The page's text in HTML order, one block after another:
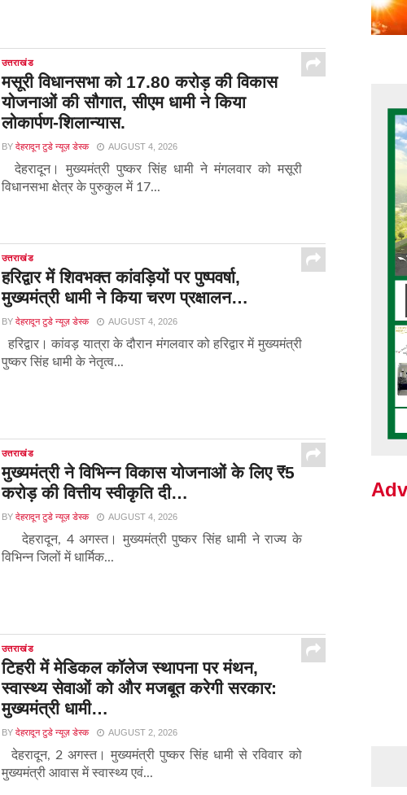
उत्तराखंड
मसूरी विधानसभा को 17.80 करोड़ की विकास
योजनाओं की सौगात, सीएम धामी ने किया
लोकार्पण-शिलान्यास.
BY देहरादून टुडे न्यूज़ डेस्क AUGUST 4, 2026
देहरादून। मुख्यमंत्री पुष्कर सिंह धामी ने मंगलवार को मसूरी
विधानसभा क्षेत्र के पुरुकुल में 17...
उत्तराखंड
हरिद्वार में शिवभक्त कांवड़ियों पर पुष्पवर्षा,
मुख्यमंत्री धामी ने किया चरण प्रक्षालन…
BY देहरादून टुडे न्यूज़ डेस्क AUGUST 4, 2026
हरिद्वार। कांवड़ यात्रा के दौरान मंगलवार को हरिद्वार में मुख्यमंत्री
पुष्कर सिंह धामी के नेतृत्व...
उत्तराखंड
मुख्यमंत्री ने विभिन्न विकास योजनाओं के लिए ₹5
करोड़ की वित्तीय स्वीकृति दी…
BY देहरादून टुडे न्यूज़ डेस्क AUGUST 4, 2026
देहरादून, 4 अगस्त। मुख्यमंत्री पुष्कर सिंह धामी ने राज्य के
विभिन्न जिलों में धार्मिक...
उत्तराखंड
टिहरी में मेडिकल कॉलेज स्थापना पर मंथन,
स्वास्थ्य सेवाओं को और मजबूत करेगी सरकार:
मुख्यमंत्री धामी…
BY देहरादून टुडे न्यूज़ डेस्क AUGUST 2, 2026
देहरादून, 2 अगस्त। मुख्यमंत्री पुष्कर सिंह धामी से रविवार को
मुख्यमंत्री आवास में स्वास्थ्य एवं...